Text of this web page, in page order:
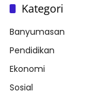
Kategori
Banyumasan
Pendidikan
Ekonomi
Sosial